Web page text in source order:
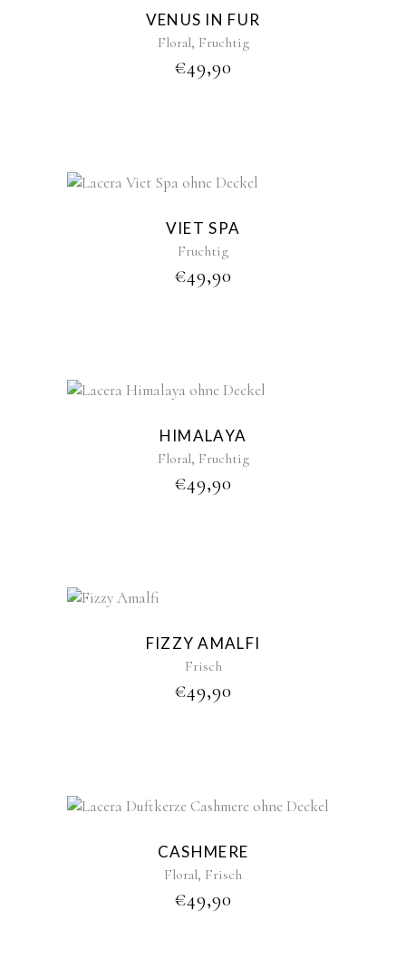
VENUS IN FUR
Floral, Fruchtig
€49,90
VIET SPA
Fruchtig
€49,90
HIMALAYA
Floral, Fruchtig
€49,90
FIZZY AMALFI
Frisch
€49,90
CASHMERE
Floral, Frisch
€49,90